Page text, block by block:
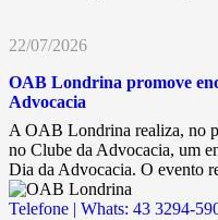
22/07/2026
OAB Londrina promove
Advocacia
A OAB Londrina realiza, no
no Clube da Advocacia, um
Dia da Advocacia. O evento
Telefone | Whats: 43 3294-